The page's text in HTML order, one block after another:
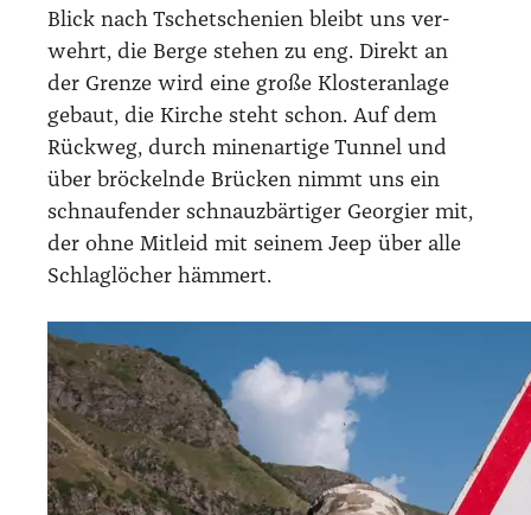
Blick nach Tsche­tsche­ni­en bleibt uns ver­
wehrt, die Ber­ge ste­hen zu eng. Direkt an
der Gren­ze wird eine gro­ße Klos­ter­an­la­ge
gebaut, die Kir­che steht schon. Auf dem
Rück­weg, durch minen­ar­ti­ge Tun­nel und
über brö­ckeln­de Brü­cken nimmt uns ein
schnau­fen­der schnauz­bär­ti­ger Geor­gi­er mit,
der ohne Mit­leid mit sei­nem Jeep über alle
Schlag­lö­cher häm­mert.